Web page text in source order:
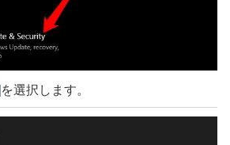
を選択します。